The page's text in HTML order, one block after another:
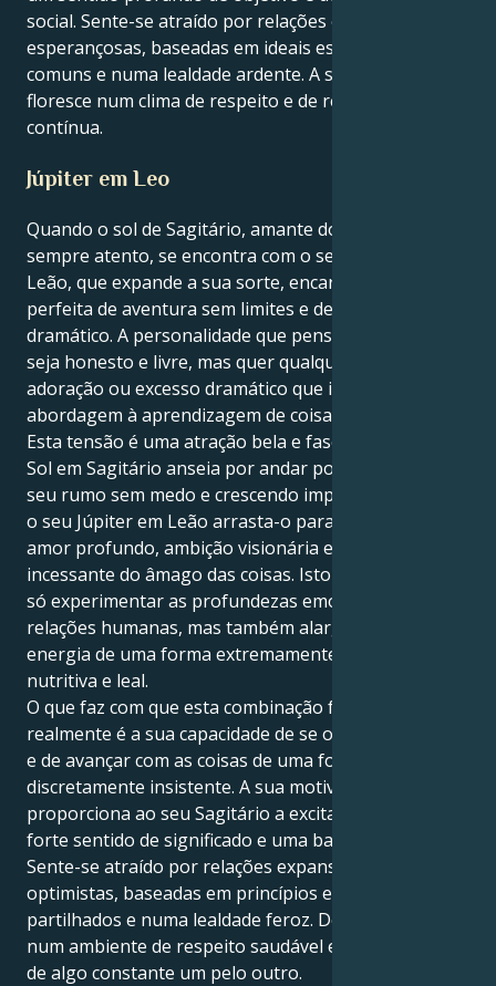
social. Sente-se atraído por relações expansivas e
esperançosas, baseadas em ideais espirituais
comuns e numa lealdade ardente. A sua inspiração
floresce num clima de respeito e de revelação
contínua.
Júpiter em Leo
Quando o sol de Sagitário, amante do livre arbítrio e
sempre atento, se encontra com o seu Júpiter em
Leão, que expande a sua sorte, encarna uma mistura
perfeita de aventura sem limites e de estilo
dramático. A personalidade que pensa quer que tudo
seja honesto e livre, mas quer qualquer tipo de amor,
adoração ou excesso dramático que inclua a sua
abordagem à aprendizagem de coisas novas.
Esta tensão é uma atração bela e fascinante. O seu
Sol em Sagitário anseia por andar por aí, traçando o
seu rumo sem medo e crescendo impunemente. Mas
o seu Júpiter em Leão arrasta-o para um reino de
amor profundo, ambição visionária e busca
incessante do âmago das coisas. Isto permite-lhe não
só experimentar as profundezas emocionais das
relações humanas, mas também alargar a sua
energia de uma forma extremamente sustentadora,
nutritiva e leal.
O que faz com que esta combinação funcione
realmente é a sua capacidade de se ouvir a si próprio
e de avançar com as coisas de uma forma
discretamente insistente. A sua motivação leonina
proporciona ao seu Sagitário a excitação sem fim, um
forte sentido de significado e uma base terrena.
Sente-se atraído por relações expansivas e
optimistas, baseadas em princípios espirituais
partilhados e numa lealdade feroz. Desabrocham
num ambiente de respeito saudável e de descoberta
de algo constante um pelo outro.